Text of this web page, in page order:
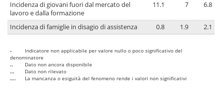
Incidenza di giovani fuori dal mercato del
lavoro e dalla formazione
11.1 7 6.8
Incidenza di famiglie in disagio di assistenza 0.8 1.9 2.1
-
Indicatore non applicabile per valore nullo o poco significativo del
denominatore
..
Dato non ancora disponibile
...
Dato non rilevato
....
La mancanza o esiguità del fenomeno rende i valori non significativi